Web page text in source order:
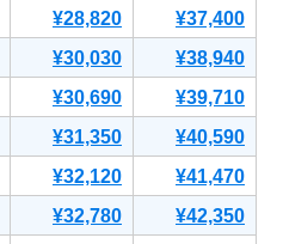
¥28,820
¥37,400
¥30,030
¥38,940
¥30,690
¥39,710
¥31,350
¥40,590
¥32,120
¥41,470
¥32,780
¥42,350